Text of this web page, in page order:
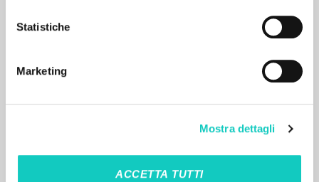
Statistiche
Marketing
Mostra dettagli
ACCETTA TUTTI
Voorwoord bij Het religieuze zintuig:
ParCours, deel 1, bij Luigi Giussani
Uitgeverij Betsaida
2017